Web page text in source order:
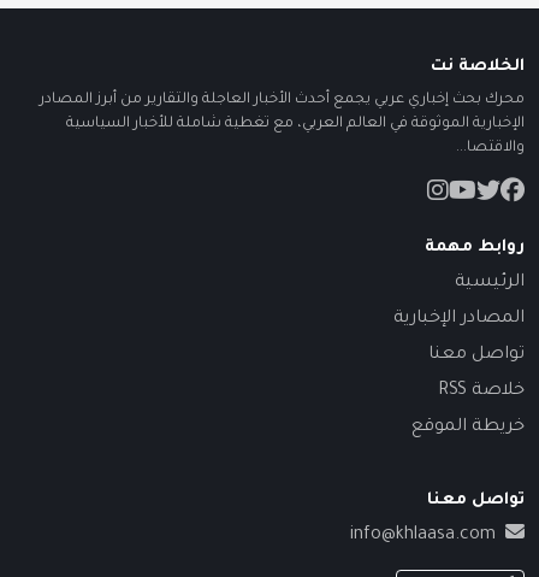
الخلاصة نت
محرك بحث إخباري عربي يجمع أحدث الأخبار العاجلة والتقارير من أبرز المصادر
الإخبارية الموثوقة في العالم العربي، مع تغطية شاملة للأخبار السياسية
والاقتصا...
روابط مهمة
الرئيسية
المصادر الإخبارية
تواصل معنا
خلاصة RSS
خريطة الموقع
تواصل معنا
info@khlaasa.com